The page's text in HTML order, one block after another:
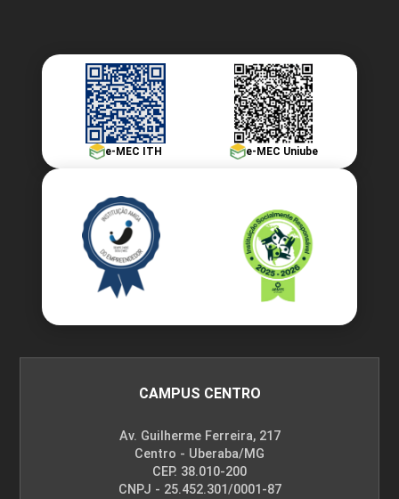
e-MEC ITH e-MEC Uniube
CAMPUS CENTRO
Av. Guilherme Ferreira, 217
Centro - Uberaba/MG
CEP. 38.010-200
CNPJ - 25.452.301/0001-87